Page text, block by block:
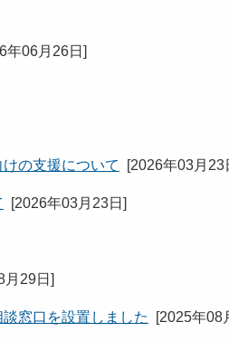
年06月26日 ]
の支援について [2026年03月23
[2026年03月23日 ]
29日 ]
窓口を設置しました [2025年08